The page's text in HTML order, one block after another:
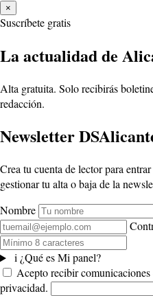
×
Suscríbete gratis
La actualidad de
Alta gratuita. Solo recibirás
redacción.
Newsletter
Crea tu cuenta de lector para
gestionar tu alta o baja de la
Nombre
i¿Qué es Mi panel?
Acepto recibir
privacidad.